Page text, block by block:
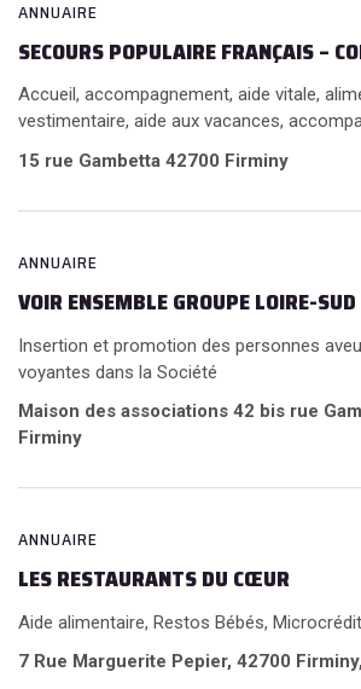
ANNUAIRE
SECOURS POPULAIRE FRANÇAIS –
Accueil, accompagnement, aide vitale,
vestimentaire, aide aux vacances,
15 rue Gambetta 42700 Firminy
ANNUAIRE
VOIR ENSEMBLE GROUPE LOIRE-SUD
Insertion et promotion des personnes
voyantes dans la Société
Maison des associations 42 bis rue
Firminy
ANNUAIRE
LES RESTAURANTS DU CŒUR
Aide alimentaire, Restos Bébés,
7 Rue Marguerite Pepier, 42700